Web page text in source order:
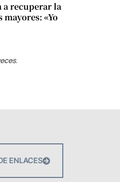
a recuperar la
«Yo
ENLACES